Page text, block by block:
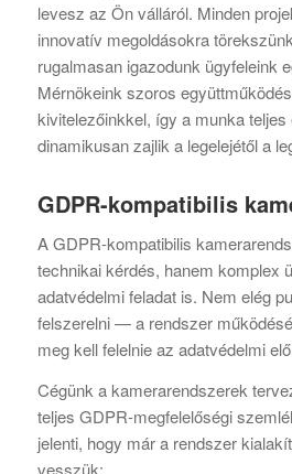
levesz az Ön válláról. Minden
innovatív megoldásokra
rugalmasan igazodunk ügyfeleink
Mérnökeink szoros
kivitelezőinkkel, így a munka
dinamikusan zajlik a legelejétől a
GDPR-kompatibilis
A GDPR-kompatibilis
technikai kérdés, hanem komplex
adatvédelmi feladat is. Nem elég
felszerelni — a rendszer
meg kell felelnie az adatvédelmi
Cégünk a kamerarendszerek
teljes GDPR-megfelelőségi
jelenti, hogy már a rendszer
vesszük: